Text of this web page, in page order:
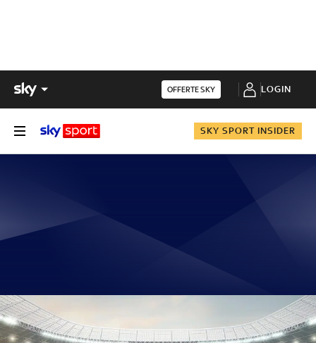
OFFERTE SKY LOGIN
SKY SPORT INSIDER